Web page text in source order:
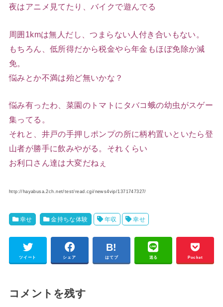
夜はアニメ見てたり、バイクで遊んでる
周囲1kmは無人だし、つまらない人付き合いもない。
もちろん、低所得だから税金やら年金もほぼ免除か減
免。
悩みとか不満は殆ど無いかな？
悩み有ったわ、菜園のトマトにタバコ蛾の幼虫がスゲー
集ってる。
それと、井戸の手押しポンプの所に柄杓置いといたら登
山者が勝手に飲みやがる。それくらい
お利口さん達は大変だねぇ
http://hayabusa.2ch.net/test/read.cgi/news4vip/1371747327/
幸せ 金持ちな体験 年収 幸せ
ツイート シェア はてブ 送る Pocket
コメントを残す